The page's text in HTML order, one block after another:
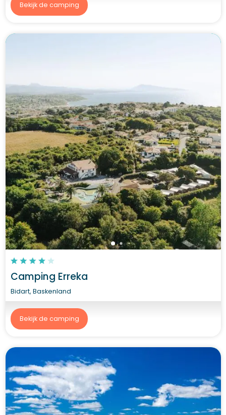
Bekijk de camping
Camping Erreka
Bidart, Baskenland
Bekijk de camping